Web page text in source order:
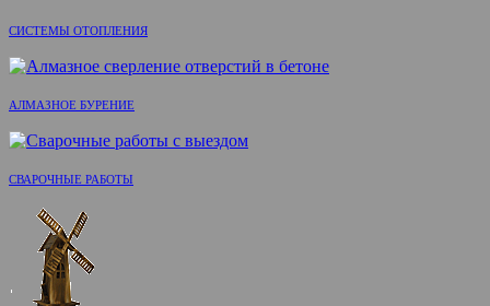
СИСТЕМЫ ОТОПЛЕНИЯ
АЛМАЗНОЕ БУРЕНИЕ
СВАРОЧНЫЕ РАБОТЫ